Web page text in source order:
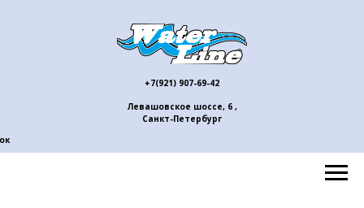
Левашовское шоссе, 6 ,
Санкт-Петербург
+7(921) 907-69-42